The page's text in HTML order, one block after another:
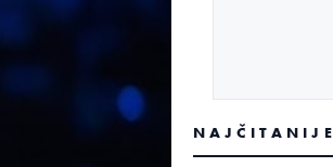
NAJČITANIJE